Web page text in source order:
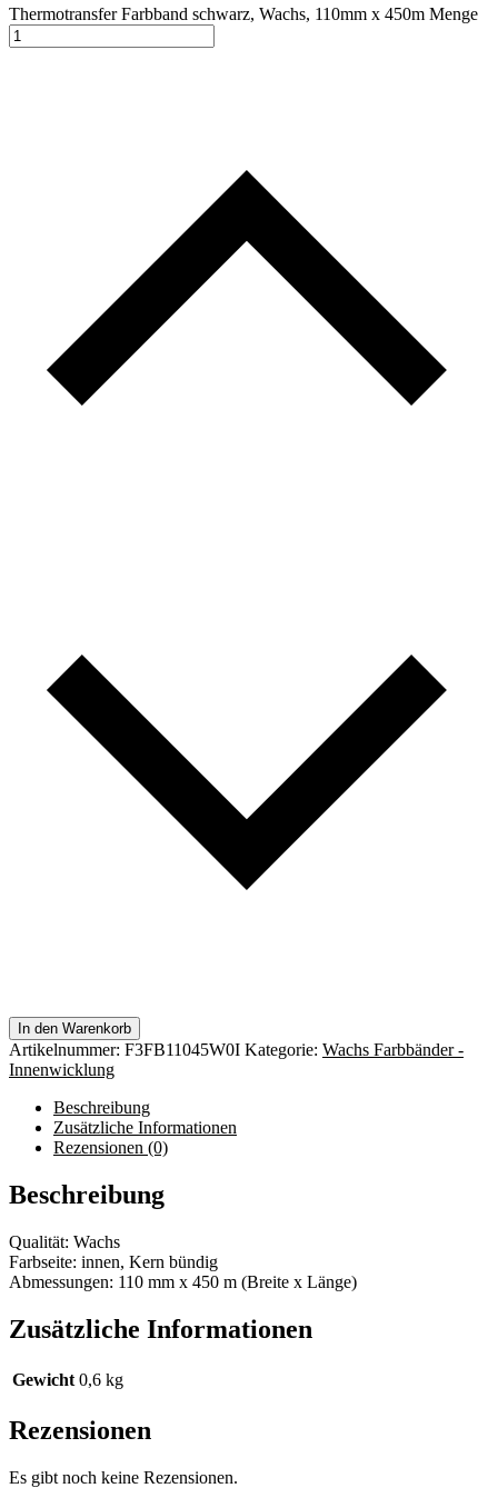
Thermotransfer Farbband schwarz, Wachs, 110mm x 450m Menge
In den Warenkorb
Artikelnummer: F3FB11045W0I Kategorie: Wachs Farbbänder -
Innenwicklung
Beschreibung
Zusätzliche Informationen
Rezensionen (0)
Beschreibung
Qualität: Wachs
Farbseite: innen, Kern bündig
Abmessungen: 110 mm x 450 m (Breite x Länge)
Zusätzliche Informationen
Gewicht 0,6 kg
Rezensionen
Es gibt noch keine Rezensionen.